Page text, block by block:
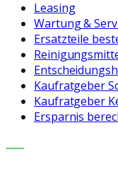
Leasing
Wartung &
Ersatzteile
Kaufratgeber
Kaufratgeber
Ersparnis
UNTERNEHMEN